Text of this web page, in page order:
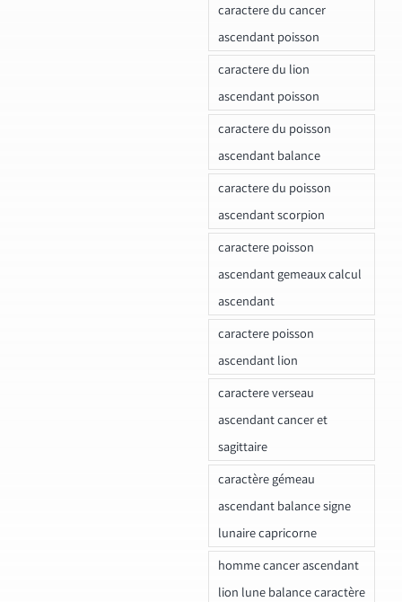
caractere du cancer
ascendant poisson
caractere du lion
ascendant poisson
caractere du poisson
ascendant balance
caractere du poisson
ascendant scorpion
caractere poisson
ascendant gemeaux calcul
ascendant
caractere poisson
ascendant lion
caractere verseau
ascendant cancer et
sagittaire
caractère gémeau
ascendant balance signe
lunaire capricorne
homme cancer ascendant
lion lune balance caractère